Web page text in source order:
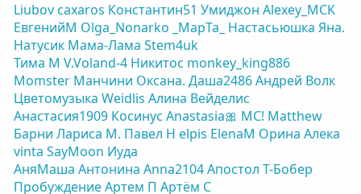
Liubovcaxaros Константин51 Умиджон Alexey_MCK
ЕвгенийM Olga_Nonarko _MapTa_ Настасьюшка Яна.
Натусик Мама-Лама Stem4uk
Тима М V.Voland-4 Никитос monkey_king886
Momster Манчини Оксана. Даша2486Андрей Волк
Цветомузыка Weidlis Алина Вейделис
Анастасия1909 Косинус Anastasia🎀 МС! Matthew
Барни Лариса М. Павел Н elpis ElenaM Орина Алека
vinta SayMoon Иуда
АняМаша Антонина Anna2104Апостол Т-Бобер
ПробуждениеАртем П Артём С